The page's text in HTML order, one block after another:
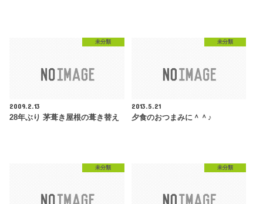
未分類
2009.2.13
28年ぶり 茅葺き屋根の葺き替え
未分類
2013.5.21
夕食のおつまみに＾＾♪
未分類 未分類